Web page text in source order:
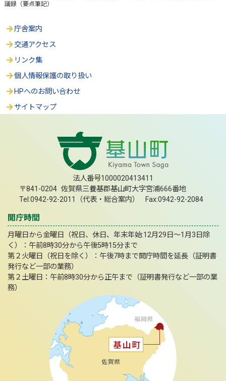
議録（要点筆記）
庁舎案内
交通アクセス
リンク集
個人情報保護の取り扱い
HPへのお問い合わせ
サイトマップ
法人番号1000020413411
〒841-0204 佐賀県三養基郡基山町大字宮浦666番地
Tel:0942-92-2011（代表・総合案内） Fax:0942-92-2084
開庁時間
月曜日から金曜日（祝日、休日、年末年始:12月29日～1月3日除
く）：午前8時30分から午後5時15分まで
第２火曜日（祝日を除く）：午後7時まで開庁時間を延長（証明書
発行など一部の業務）
第２土曜日：午前8時30分から正午まで（証明書発行など一部の業
務）